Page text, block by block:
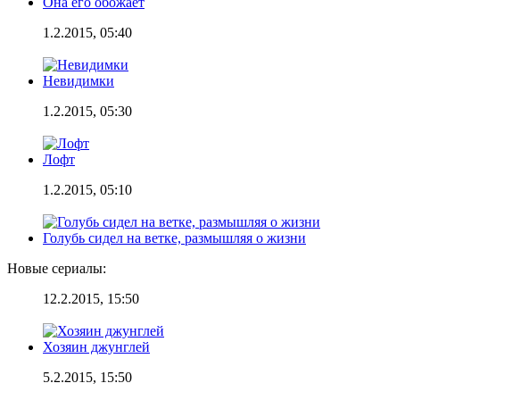
1.2.2015, 05:40
Невидимки
1.2.2015, 05:30
Лофт
1.2.2015, 05:10
Голубь сидел на ветке, размышляя о жизни
Новые сериалы:
12.2.2015, 15:50
Хозяин джунглей
5.2.2015, 15:50